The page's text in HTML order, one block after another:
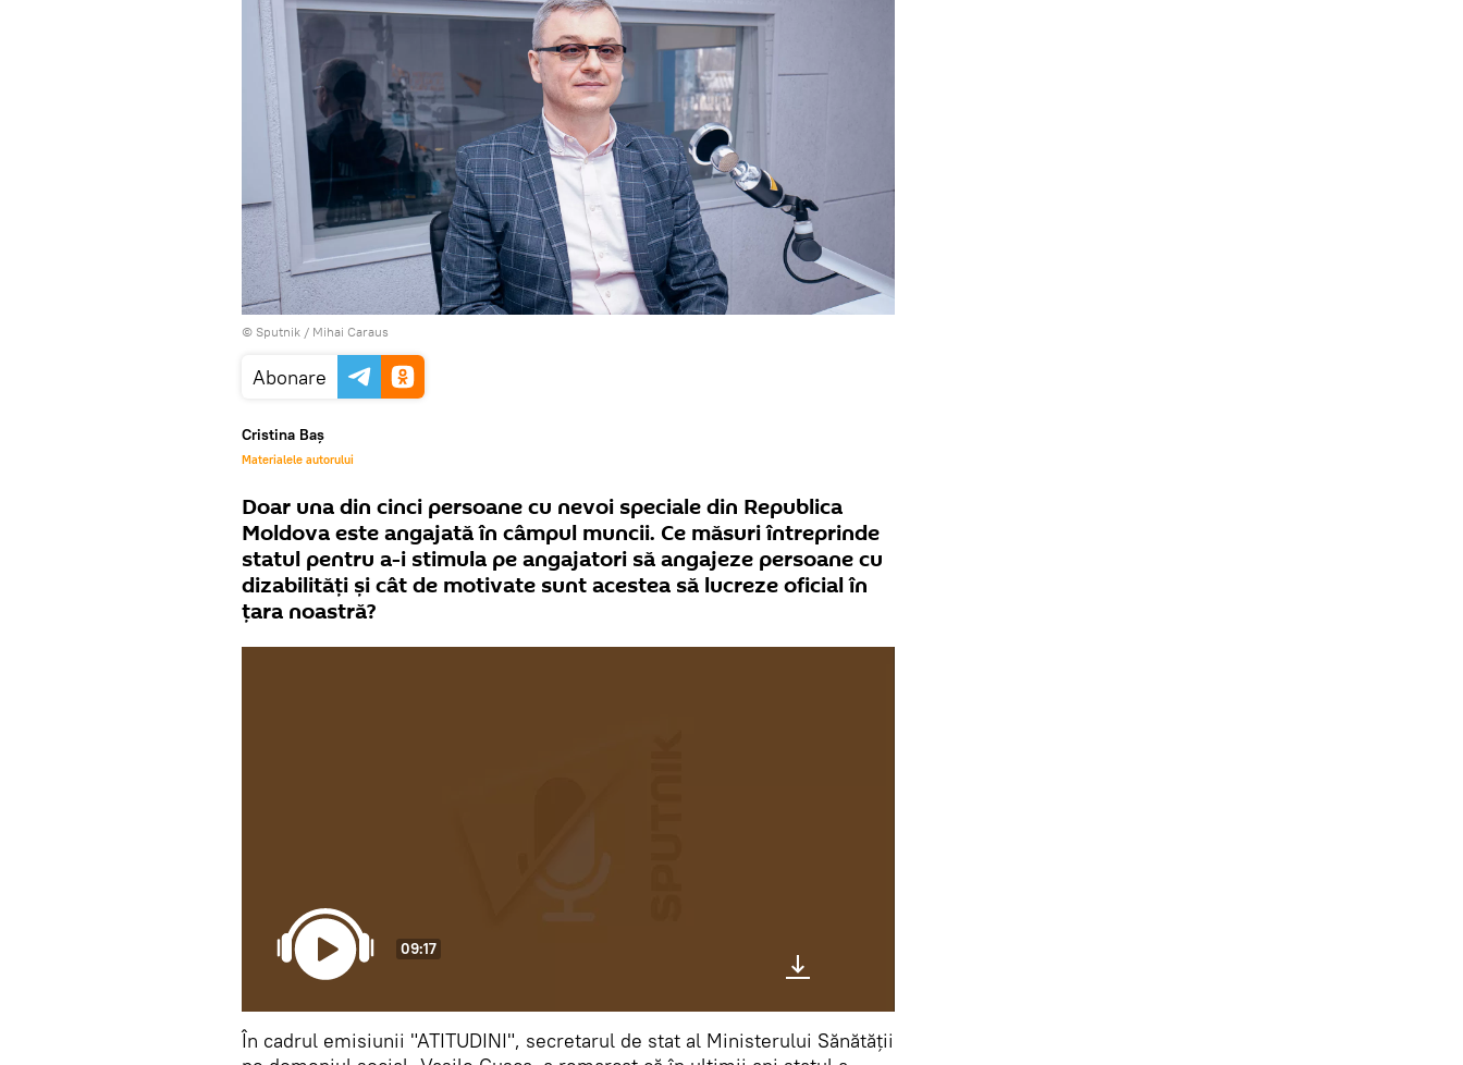
© Sputnik / Mihai Caraus
Abonare
Cristina Baș
Materialele autorului
Doar una din cinci persoane cu nevoi speciale din Republica
Moldova este angajată în câmpul muncii. Ce măsuri întreprinde
statul pentru a-i stimula pe angajatori să angajeze persoane cu
dizabilități și cât de motivate sunt acestea să lucreze oficial în
țara noastră?
09:17
În cadrul emisiunii "ATITUDINI", secretarul de stat al Ministerului Sănătății